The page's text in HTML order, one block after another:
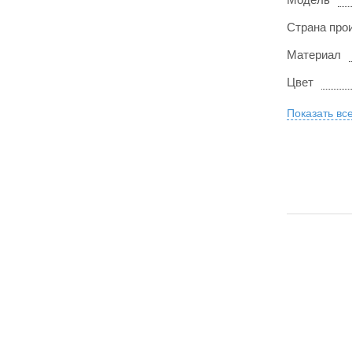
Страна
Материал
Цвет
Показать все